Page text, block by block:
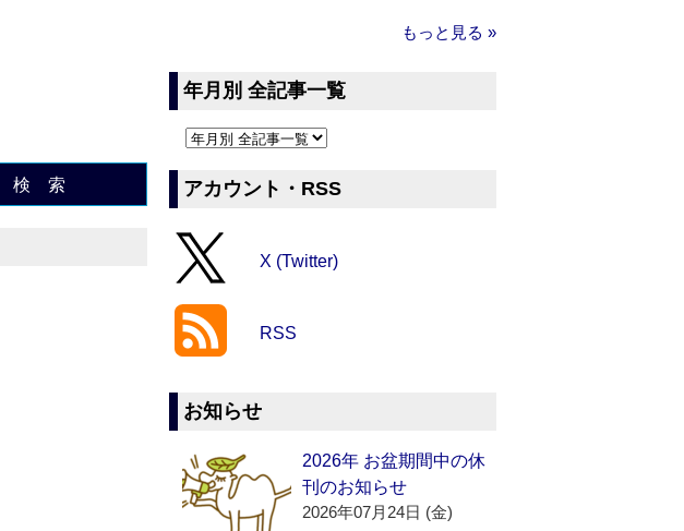
検 索
もっと見る »
年月別 全記事一覧
アカウント・RSS
X (Twitter)
RSS
お知らせ
2026年 お盆期間中の休
刊のお知らせ
2026年07月24日 (金)